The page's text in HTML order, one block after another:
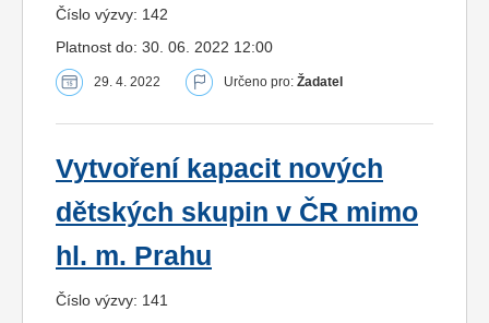
Číslo výzvy: 142
Platnost do: 30. 06. 2022 12:00
29. 4. 2022 Určeno pro: Žadatel
Vytvoření kapacit nových
dětských skupin v ČR mimo
hl. m. Prahu
Číslo výzvy: 141